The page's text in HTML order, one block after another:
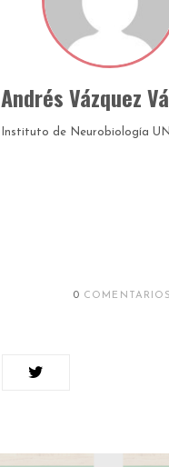
Andrés Vázquez
Instituto de Neurobiología
0 COMENTARIOS